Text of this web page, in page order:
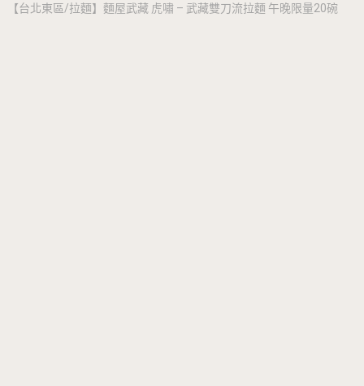
【台北東區/拉麵】麵屋武藏 虎嘯 – 武藏雙刀流拉麵 午晚限量20碗